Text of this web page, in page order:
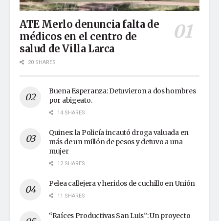
ATE Merlo denuncia falta de
médicos en el centro de
salud de Villa Larca
20 SHARES
Buena Esperanza: Detuvieron a dos hombres
por abigeato.
14 SHARES
Quines: la Policía incautó droga valuada en
más de un millón de pesos y detuvo a una
mujer
12 SHARES
Pelea callejera y heridos de cuchillo en Unión
11 SHARES
“Raíces Productivas San Luis”: Un proyecto